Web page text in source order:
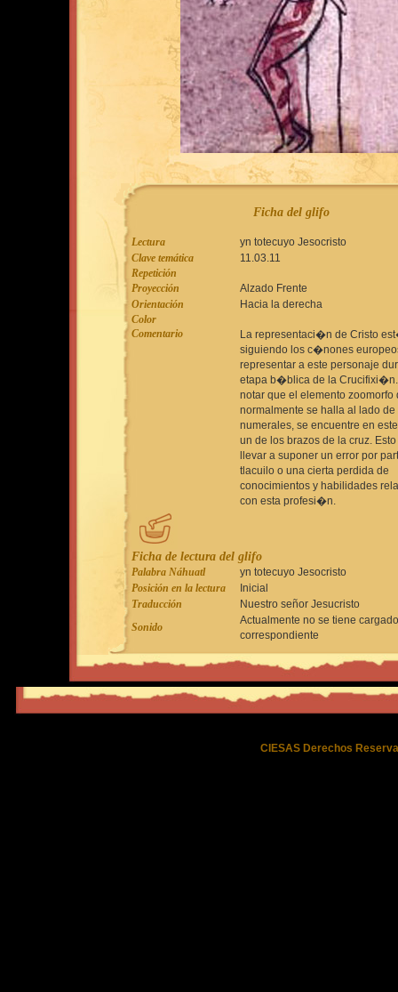
Ficha del glifo
Lectura
yn totecuyo Jesocristo
Clave temática
11.03.11
Repetición
Proyección
Alzado Frente
Orientación
Hacia la derecha
Color
Comentario
La representaci�n de Cristo
siguiendo los c�nones
representar a este personaje
etapa b�blica de la Crucifixi�n.
notar que el elemento zoomorfo
normalmente se halla al lado de
numerales, se encuentre en
un de los brazos de la cruz.
llevar a suponer un error por
tlacuilo o una cierta perdida de
conocimientos y habilidades
con esta profesi�n.
Ficha de lectura del glifo
Palabra Náhuatl
yn totecuyo Jesocristo
Posición en la lectura
Inicial
Traducción
Nuestro señor Jesucristo
Sonido
Actualmente no se tiene
correspondiente
CIESAS Derechos